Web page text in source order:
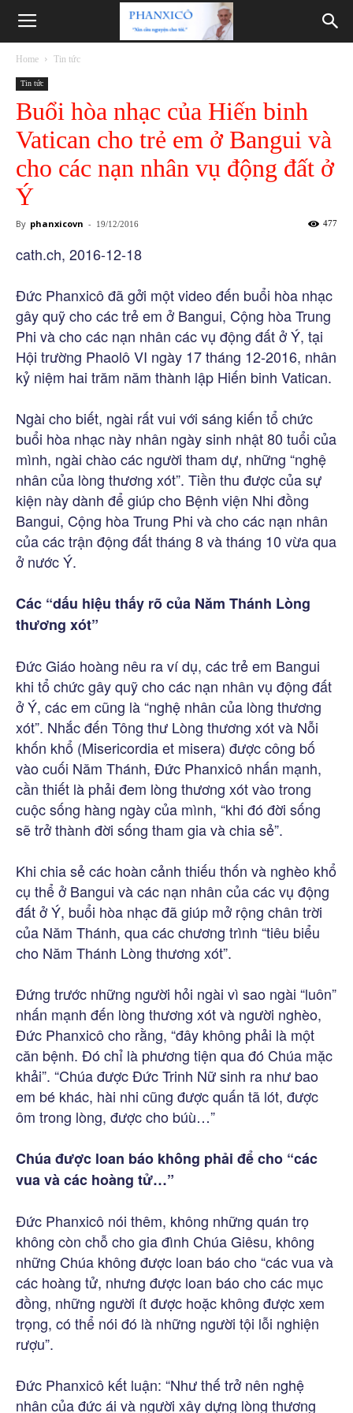
Phanxicô
Home Tin tức
Tin tức
Buổi hòa nhạc của Hiến binh
Vatican cho trẻ em ở Bangui và
cho các nạn nhân vụ động đất ở
Ý
By phanxicovn - 19/12/2016 477
cath.ch, 2016-12-18
Đức Phanxicô đã gởi một video đến buổi hòa nhạc
gây quỹ cho các trẻ em ở Bangui, Cộng hòa Trung
Phi và cho các nạn nhân các vụ động đất ở Ý, tại
Hội trường Phaolô VI ngày 17 tháng 12-2016, nhân
kỷ niệm hai trăm năm thành lập Hiến binh Vatican.
Ngài cho biết, ngài rất vui với sáng kiến tổ chức
buổi hòa nhạc này nhân ngày sinh nhật 80 tuổi của
mình, ngài chào các người tham dự, những “nghệ
nhân của lòng thương xót”. Tiền thu được của sự
kiện này dành để giúp cho Bệnh viện Nhi đồng
Bangui, Cộng hòa Trung Phi và cho các nạn nhân
của các trận động đất tháng 8 và tháng 10 vừa qua
ở nước Ý.
Các “dấu hiệu thấy rõ của Năm Thánh Lòng
thương xót”
Đức Giáo hoàng nêu ra ví dụ, các trẻ em Bangui
khi tổ chức gây quỹ cho các nạn nhân vụ động đất
ở Ý, các em cũng là “nghệ nhân của lòng thương
xót”. Nhắc đến Tông thư Lòng thương xót và Nỗi
khốn khổ (Misericordia et misera) được công bố
vào cuối Năm Thánh, Đức Phanxicô nhấn mạnh,
cần thiết là phải đem lòng thương xót vào trong
cuộc sống hàng ngày của mình, “khi đó đời sống
sẽ trở thành đời sống tham gia và chia sẻ”.
Khi chia sẻ các hoàn cảnh thiếu thốn và nghèo khổ
cụ thể ở Bangui và các nạn nhân của các vụ động
đất ở Ý, buổi hòa nhạc đã giúp mở rộng chân trời
của Năm Thánh, qua các chương trình “tiêu biểu
cho Năm Thánh Lòng thương xót”.
Đứng trước những người hỏi ngài vì sao ngài “luôn”
nhấn mạnh đến lòng thương xót và người nghèo,
Đức Phanxicô cho rằng, “đây không phải là một
căn bệnh. Đó chỉ là phương tiện qua đó Chúa mặc
khải”. “Chúa được Đức Trinh Nữ sinh ra như bao
em bé khác, hài nhi cũng được quấn tã lót, được
ôm trong lòng, được cho búù…”
Chúa được loan báo không phải để cho “các
vua và các hoàng tử…”
Đức Phanxicô nói thêm, không những quán trọ
không còn chỗ cho gia đình Chúa Giêsu, không
những Chúa không được loan báo cho “các vua và
các hoàng tử, nhưng được loan báo cho các mục
đồng, những người ít được hoặc không được xem
trọng, có thể nói đó là những người tội lỗi nghiện
rượu”.
Đức Phanxicô kết luận: “Như thế trở nên nghệ
nhân của đức ái và người xây dựng lòng thương